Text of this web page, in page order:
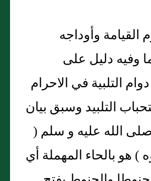
القيامة وأوداجه
وفيه دليل على
التلبية في الاحرام
التلبيد وسبق بيان
الله عليه و سلم (
) هو بالحاء المهملة أي